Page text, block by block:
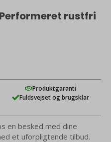
rustfri
Produktgaranti
Fuldsvejset og brugsklar
en besked med dine
et uforpligtende tilbud.